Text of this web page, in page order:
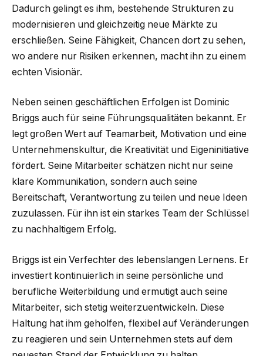
Dadurch gelingt es ihm, bestehende Strukturen zu
modernisieren und gleichzeitig neue Märkte zu
erschließen. Seine Fähigkeit, Chancen dort zu sehen,
wo andere nur Risiken erkennen, macht ihn zu einem
echten Visionär.
Neben seinen geschäftlichen Erfolgen ist Dominic
Briggs auch für seine Führungsqualitäten bekannt. Er
legt großen Wert auf Teamarbeit, Motivation und eine
Unternehmenskultur, die Kreativität und Eigeninitiative
fördert. Seine Mitarbeiter schätzen nicht nur seine
klare Kommunikation, sondern auch seine
Bereitschaft, Verantwortung zu teilen und neue Ideen
zuzulassen. Für ihn ist ein starkes Team der Schlüssel
zu nachhaltigem Erfolg.
Briggs ist ein Verfechter des lebenslangen Lernens. Er
investiert kontinuierlich in seine persönliche und
berufliche Weiterbildung und ermutigt auch seine
Mitarbeiter, sich stetig weiterzuentwickeln. Diese
Haltung hat ihm geholfen, flexibel auf Veränderungen
zu reagieren und sein Unternehmen stets auf dem